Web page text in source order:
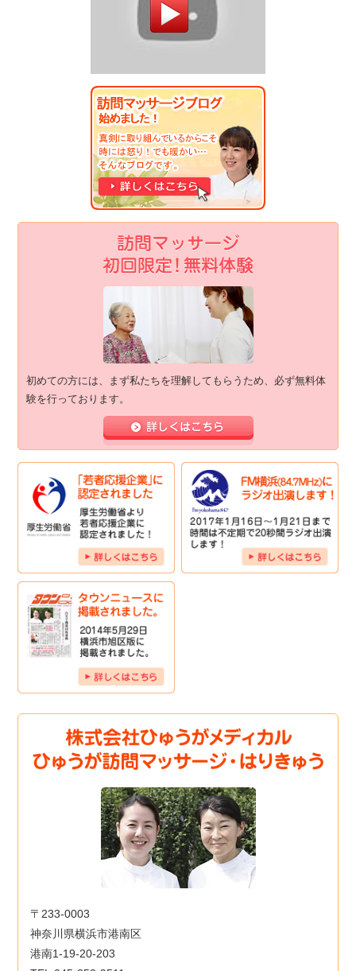
初めての方には、まず私たちを理解してもらうため、必ず無料体
験を行っております。
〒233-0003
神奈川県横浜市港南区
港南1-19-20-203